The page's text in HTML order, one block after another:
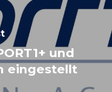
und
eingestellt